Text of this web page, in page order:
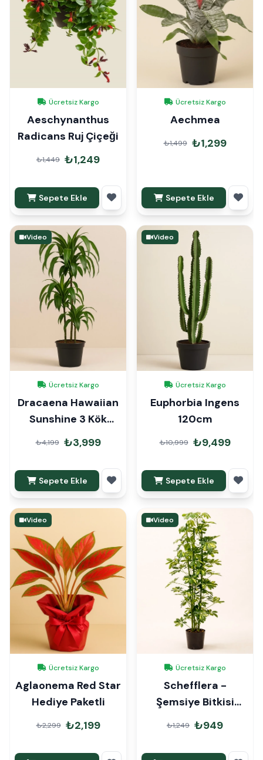
Ücretsiz Kargo
Aeschynanthus
Radicans Ruj Çiçeği
₺1,449 ₺1,249
Sepete Ekle
Ücretsiz Kargo
Aechmea
₺1,499 ₺1,299
Sepete Ekle
Video
Ücretsiz Kargo
Dracaena Hawaiian
Sunshine 3 Kök
110cm
₺4,199 ₺3,999
Sepete Ekle
Video
Ücretsiz Kargo
Euphorbia Ingens
120cm
₺10,999 ₺9,499
Sepete Ekle
Video
Ücretsiz Kargo
Aglaonema Red Star
Hediye Paketli
₺2,299 ₺2,199
Video
Ücretsiz Kargo
Schefflera -
Şemsiye Bitkisi
70cm
₺1,249 ₺949